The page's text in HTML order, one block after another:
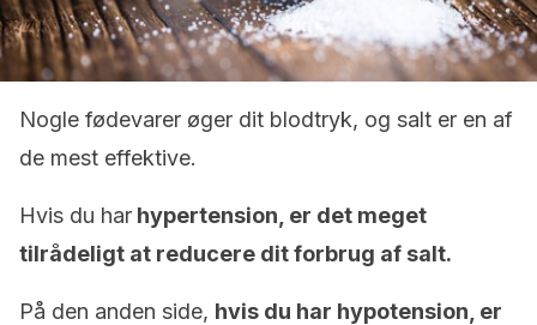
Nogle fødevarer øger dit blodtryk, og salt er en af
​​de mest effektive.
Hvis du har hypertension, er det meget
tilrådeligt at reducere dit forbrug af salt.
På den anden side, hvis du har hypotension, er